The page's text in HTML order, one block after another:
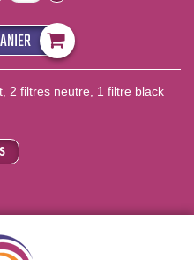
2 filtres neutre, 1 filtre black